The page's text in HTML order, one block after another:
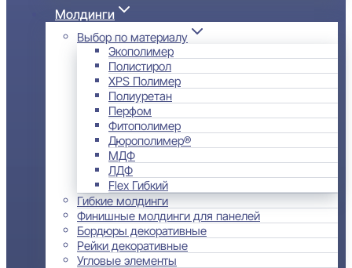
Молдинги
Выбор по материалу
Экополимер
Полистирол
XPS Полимер
Полиуретан
Перфом
Фитополимер
Дюрополимер®
МДФ
ЛДФ
Flex Гибкий
Гибкие молдинги
Финишные молдинги для панелей
Бордюры декоративные
Рейки декоративные
Угловые элементы